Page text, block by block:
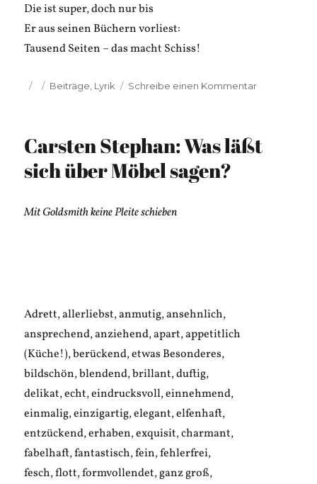
Die ist super, doch nur bis
Er aus seinen Büchern vorliest:
Tausend Seiten – das macht Schiss!
Veröffentlicht
Kategorien
Beiträge Lyrik Schreibe einen Kommentarzu
Steve
Carsten Stephan: Was läßt
sich über Möbel sagen?
Mit Goldsmith keine Pleite schieben
Adrett, allerliebst, anmutig, ansehnlich,
ansprechend, anziehend, apart, appetitlich
(Küche!), berückend, etwas Besonderes,
bildschön, blendend, brillant, duftig,
delikat, echt, eindrucksvoll, einnehmend,
einmalig, einzigartig, elegant, elfenhaft,
entzückend, erhaben, exquisit, charmant,
fabelhaft, fantastisch, fein, fehlerfrei,
fesch, flott, formvollendet, ganz groß,